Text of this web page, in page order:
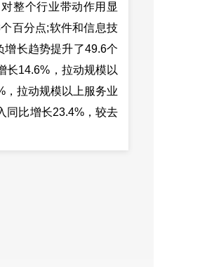
整个行业带动作用显
百分点;软件和信息技
增长趋势提升了49.6个
长14.6%，拉动规模以
，拉动规模以上服务业
同比增长23.4%，较去
长达11.1%，拉动规模